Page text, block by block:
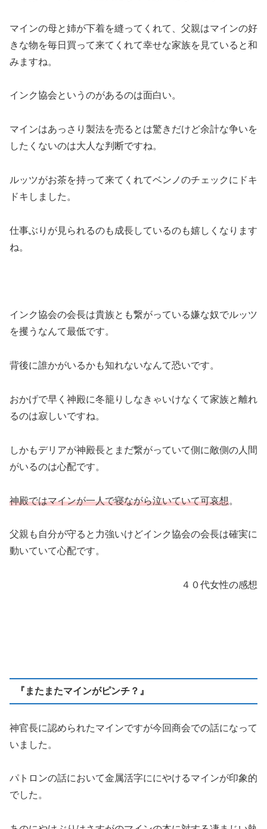
マインの母と姉が下着を縫ってくれて、父親はマインの好
きな物を毎日買って来てくれて幸せな家族を見ていると和
みますね。
インク協会というのがあるのは面白い。
マインはあっさり製法を売るとは驚きだけど余計な争いを
したくないのは大人な判断ですね。
ルッツがお茶を持って来てくれてベンノのチェックにドキ
ドキしました。
仕事ぶりが見られるのも成長しているのも嬉しくなります
ね。
インク協会の会長は貴族とも繋がっている嫌な奴でルッツ
を攫うなんて最低です。
背後に誰かがいるかも知れないなんて恐いです。
おかげで早く神殿に冬籠りしなきゃいけなくて家族と離れ
るのは寂しいですね。
しかもデリアが神殿長とまだ繋がっていて側に敵側の人間
がいるのは心配です。
神殿ではマインが一人で寝ながら泣いていて可哀想。
父親も自分が守ると力強いけどインク協会の会長は確実に
動いていて心配です。
４０代女性の感想
『またまたマインがピンチ？』
神官長に認められたマインですが今回商会での話になって
いました。
パトロンの話において金属活字ににやけるマインが印象的
でした。